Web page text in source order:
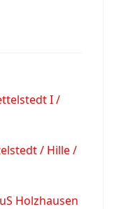
I /
/ Hille /
Holzhausen